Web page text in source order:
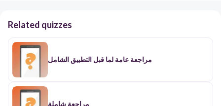
Related quizzes
مراجعة عامة لما قبل التطبيق الشامل
مراجعة شاملة